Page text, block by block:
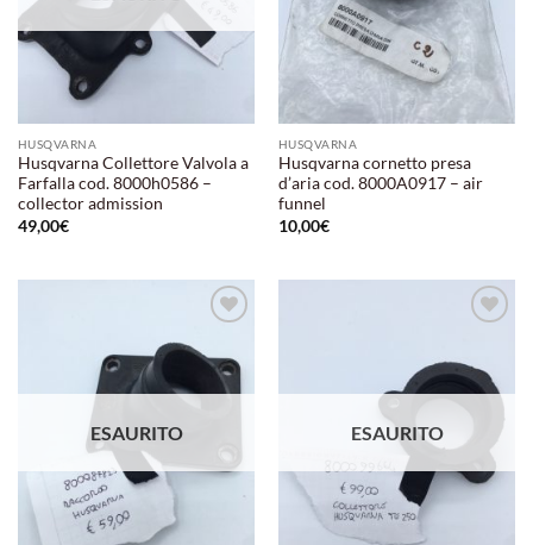
HUSQVARNA
Husqvarna Collettore Valvola a
Farfalla cod. 8000h0586 –
collector admission
49,00€
HUSQVARNA
Husqvarna cornetto presa
d’aria cod. 8000A0917 – air
funnel
10,00€
alla lista
dei
desideri
ESAURITO
dei
desideri
ESAURITO